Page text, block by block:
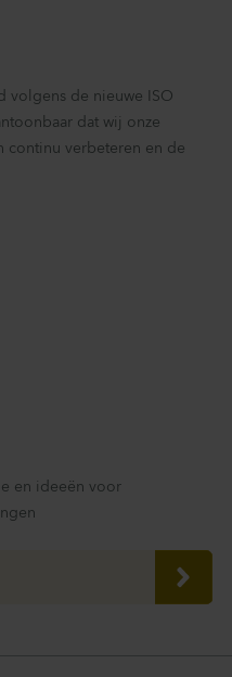
volgens de nieuwe ISO
dat wij onze
continu verbeteren en de
en ideeën voor